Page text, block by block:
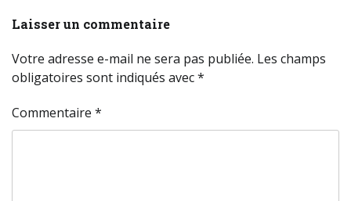
Laisser un commentaire
Votre adresse e-mail ne sera pas publiée. Les champs
obligatoires sont indiqués avec*
Commentaire *